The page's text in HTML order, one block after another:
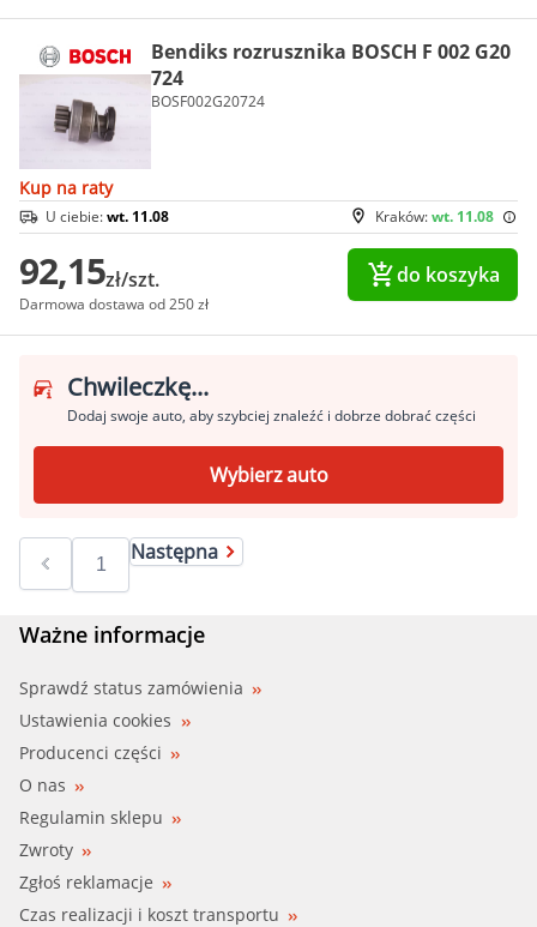
Bendiks rozrusznika BOSCH F 002 G20
724
BOSF002G20724
Kup na raty
Kraków:wt. 11.08
U ciebie:wt. 11.08
92,15zł/szt.
Darmowa dostawa od 250 zł
do koszyka
Chwileczkę...
Dodaj swoje auto, aby szybciej znaleźć i dobrze dobrać części
Wybierz auto
Następna
Ważne informacje
Sprawdź status zamówienia
Ustawienia cookies
Producenci części
O nas
Regulamin sklepu
Zwroty
Zgłoś reklamacje
Czas realizacji i koszt transportu